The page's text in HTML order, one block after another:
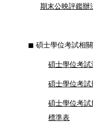
期末公映評鑑辦
◼︎ 碩士學位考試相
碩士學位考試
碩士學位考試
碩士學位考
標準表